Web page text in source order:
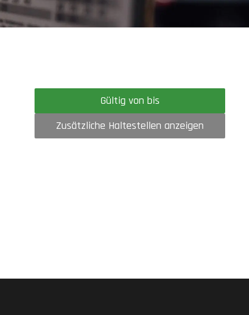
Gültig von bis
Zusätzliche Haltestellen anzeigen